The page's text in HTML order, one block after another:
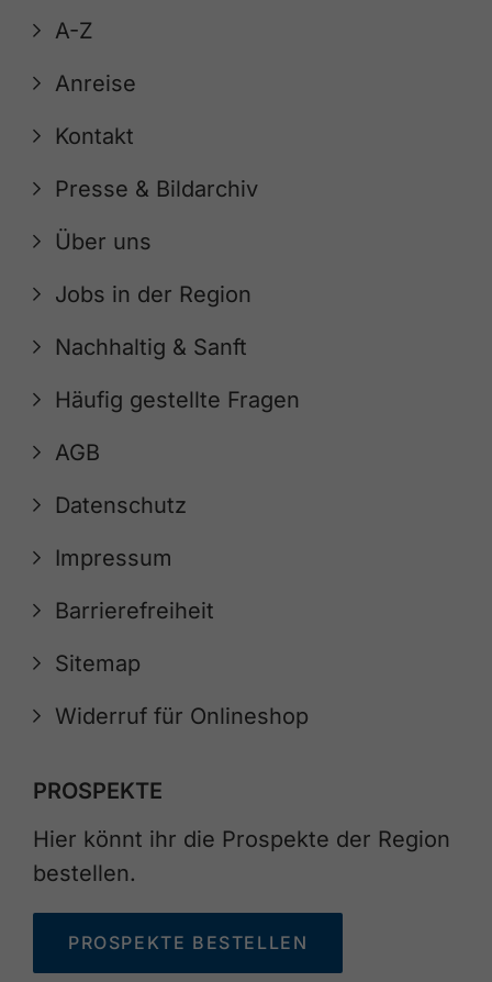
A-Z
Anreise
Kontakt
Presse & Bildarchiv
Über uns
Jobs in der Region
Nachhaltig & Sanft
Häufig gestellte Fragen
AGB
Datenschutz
Impressum
Barrierefreiheit
Sitemap
Widerruf für Onlineshop
PROSPEKTE
Hier könnt ihr die Prospekte der Region
bestellen.
PROSPEKTE BESTELLEN